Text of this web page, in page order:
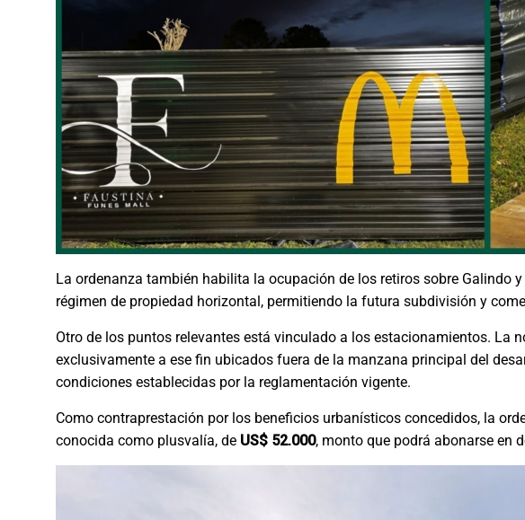
La ordenanza también habilita la ocupación de los retiros sobre
régimen de propiedad horizontal, permitiendo la futura subdivisión y
Otro de los puntos relevantes está vinculado a los estacionamientos.
exclusivamente a ese fin ubicados fuera de la manzana principal del
condiciones establecidas por la reglamentación vigente.
Como contraprestación por los beneficios urbanísticos concedidos, la
conocida como plusvalía, de US$ 52.000, monto que podrá abonarse en